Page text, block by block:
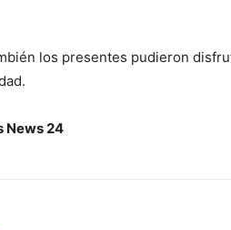
los presentes pudieron
News 24